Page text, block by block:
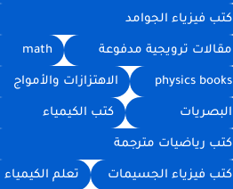
كتب فيزياء الجوامد
مقالات ترويجية مدفوعة math
physics books الاهتزازات والأمواج
البصريات كتب الكيمياء
كتب رياضيات مترجمة
كتب فيزياء الجسيمات تعلم الكيمياء